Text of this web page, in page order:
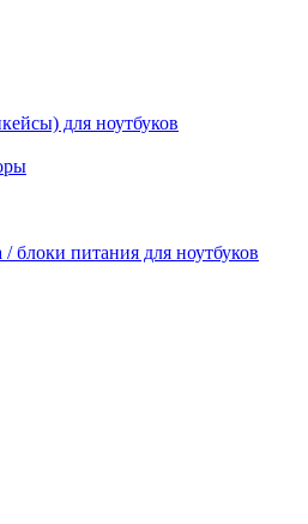
для ноутбуков
/ блоки питания для ноутбуков